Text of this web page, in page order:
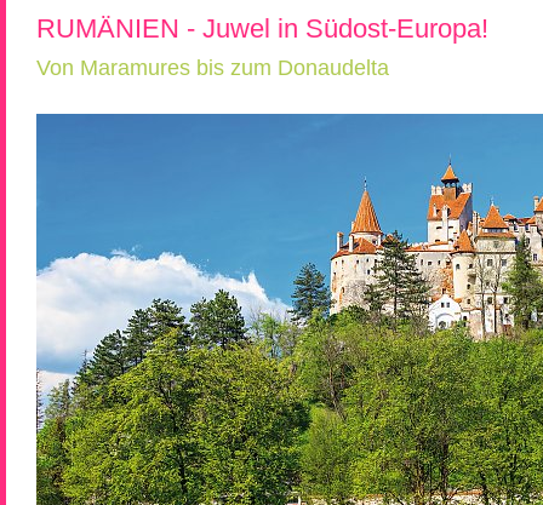
Rumänien & Nachbarländer
RUMÄNIEN - Juwel in Südost-Europa!
Von Maramures bis zum Donaudelta